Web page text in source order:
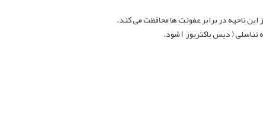
( دیس باکتریوز ) شود.